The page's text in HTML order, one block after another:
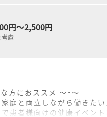
拡大を考えず、地域の患者
えて働ける職場環境です。
みの調整も相談しやすい環
円～2,500円
慮
方におススメ ～・～
庭と両立しながら働きたい
患者様向けの健康イベン